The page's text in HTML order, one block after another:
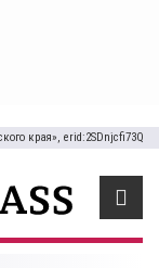
края», erid:2SDnjcfi73Q